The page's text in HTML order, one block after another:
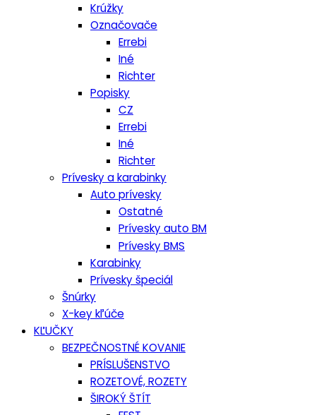
Krúžky
Označovače
Errebi
Iné
Richter
Popisky
CZ
Errebi
Iné
Richter
Prívesky a karabinky
Auto prívesky
Ostatné
Prívesky auto BM
Prívesky BMS
Karabinky
Prívesky špeciál
Šnúrky
X-key kľúče
KĽUČKY
BEZPEČNOSTNÉ KOVANIE
PRÍSLUŠENSTVO
ROZETOVÉ, ROZETY
ŠIROKÝ ŠTÍT